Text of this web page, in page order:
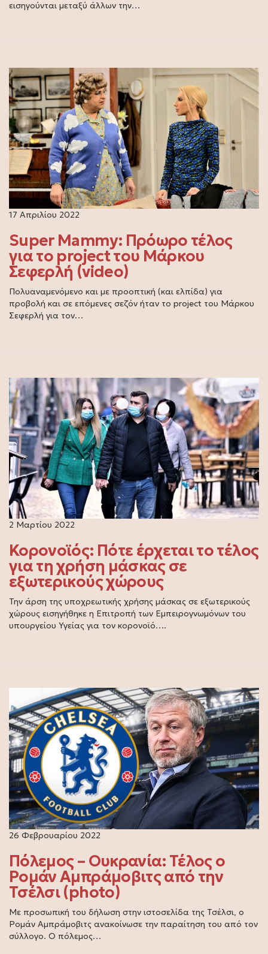
εισηγούνται μεταξύ άλλων την…
17 Απριλίου 2022
Super Mammy: Πρόωρο τέλος
για το project του Μάρκου
Σεφερλή (video)
Πολυαναμενόμενο και με προοπτική (και ελπίδα) για
προβολή και σε επόμενες σεζόν ήταν το project του Μάρκου
Σεφερλή για τον…
2 Μαρτίου 2022
Κορονοϊός: Πότε έρχεται το τέλος
για τη χρήση μάσκας σε
εξωτερικούς χώρους
Την άρση της υποχρεωτικής χρήσης μάσκας σε εξωτερικούς
χώρους εισηγήθηκε η Επιτροπή των Εμπειρογνωμόνων του
υπουργείου Υγείας για τον κορονοϊό….
26 Φεβρουαρίου 2022
Πόλεμος – Ουκρανία: Τέλος ο
Ρομάν Αμπράμοβιτς από την
Τσέλσι (photo)
Με προσωπική του δήλωση στην ιστοσελίδα της Τσέλσι, ο
Ρομάν Αμπράμοβιτς ανακοίνωσε την παραίτηση του από τον
σύλλογο. Ο πόλεμος…